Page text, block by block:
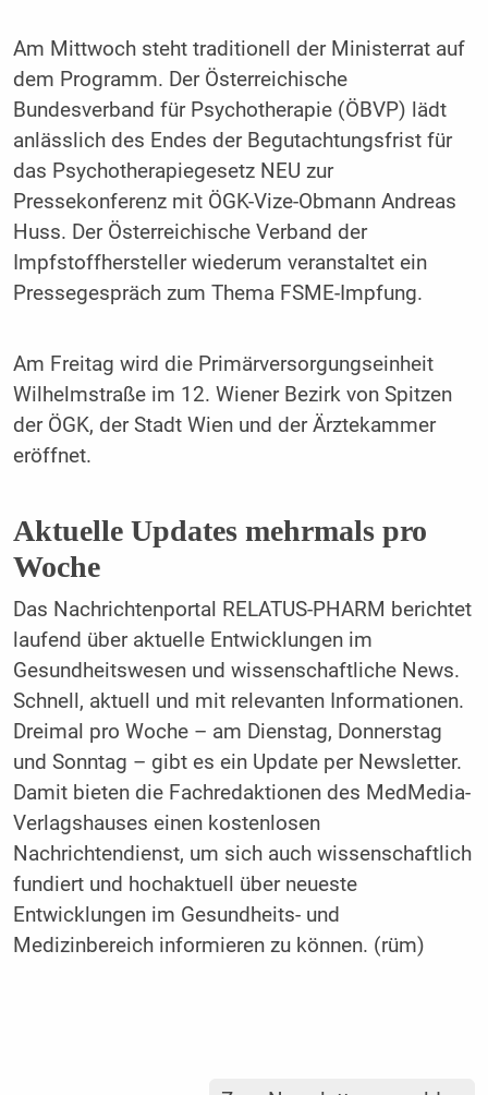
Am Mittwoch steht traditionell der Ministerrat auf
dem Programm. Der Österreichische
Bundesverband für Psychotherapie (ÖBVP) lädt
anlässlich des Endes der Begutachtungsfrist für
das Psychotherapiegesetz NEU zur
Pressekonferenz mit ÖGK-Vize-Obmann Andreas
Huss. Der Österreichische Verband der
Impfstoffhersteller wiederum veranstaltet ein
Pressegespräch zum Thema FSME-Impfung.
Am Freitag wird die Primärversorgungseinheit
Wilhelmstraße im 12. Wiener Bezirk von Spitzen
der ÖGK, der Stadt Wien und der Ärztekammer
eröffnet.
Aktuelle Updates mehrmals pro
Woche
Das Nachrichtenportal RELATUS-PHARM berichtet
laufend über aktuelle Entwicklungen im
Gesundheitswesen und wissenschaftliche News.
Schnell, aktuell und mit relevanten Informationen.
Dreimal pro Woche – am Dienstag, Donnerstag
und Sonntag – gibt es ein Update per Newsletter.
Damit bieten die Fachredaktionen des MedMedia-
Verlagshauses einen kostenlosen
Nachrichtendienst, um sich auch wissenschaftlich
fundiert und hochaktuell über neueste
Entwicklungen im Gesundheits- und
Medizinbereich informieren zu können. (rüm)